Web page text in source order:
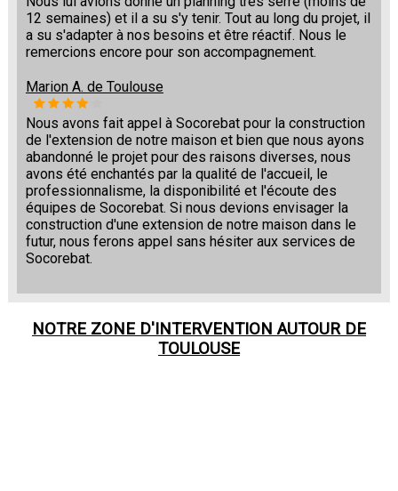
12 semaines) et il a su s'y tenir. Tout au long du projet, il
a su s'adapter à nos besoins et être réactif. Nous le
remercions encore pour son accompagnement.
Marion A. de Toulouse
Nous avons fait appel à Socorebat pour la construction
de l'extension de notre maison et bien que nous ayons
abandonné le projet pour des raisons diverses, nous
avons été enchantés par la qualité de l'accueil, le
professionnalisme, la disponibilité et l'écoute des
équipes de Socorebat. Si nous devions envisager la
construction d'une extension de notre maison dans le
futur, nous ferons appel sans hésiter aux services de
Socorebat.
NOTRE ZONE D'INTERVENTION AUTOUR DE
TOULOUSE